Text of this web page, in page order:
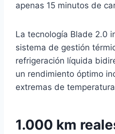
apenas 15 minutos de
La tecnología Blade 2.0
sistema de gestión
refrigeración líquida
un rendimiento óptimo
extremas de
1.000 km